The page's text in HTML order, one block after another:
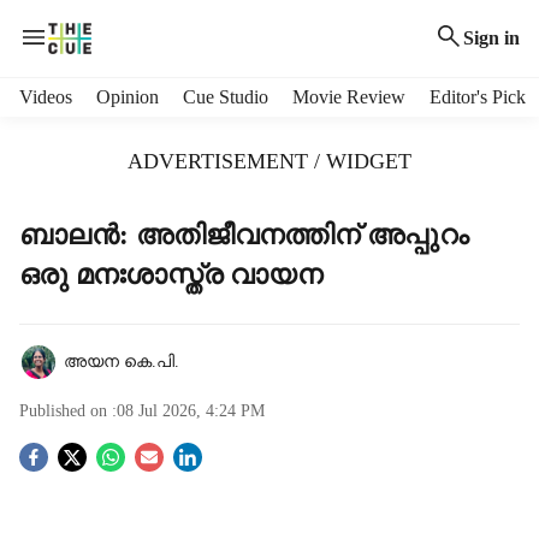
Sign in
Videos Opinion Cue Studio Movie Review Editor's Pick
ADVERTISEMENT / WIDGET
ബാലന്‍: അതിജീവനത്തിന് അപ്പുറം
ഒരു മനഃശാസ്ത്ര വായന
അയന കെ.പി.
Published on :08 Jul 2026, 4:24 PM
S